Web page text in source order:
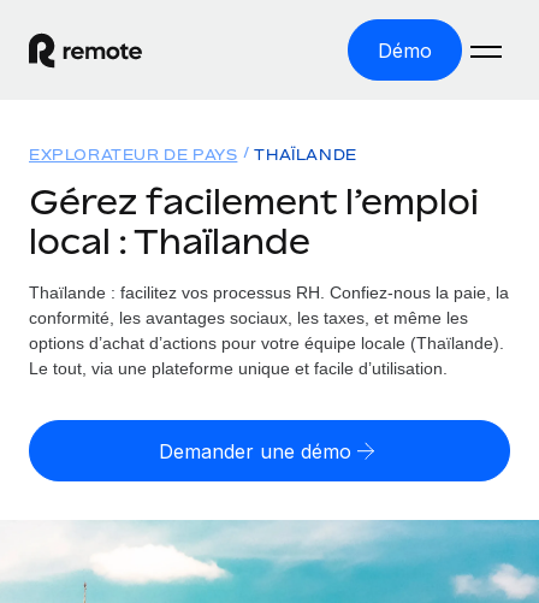
Démo
EMPLOI À L’INTERNATIONAL
Paie multipays
Gérez la paie facilement et en toute conformité
Employer of record
entités
Gestion des freelances
Intégrez et gérez vos freelances partout dans le monde
Solutions
COUVERTURE MONDIALE
Explorateur de pays
Toutes les informations sur l’emploi à l’international,
Explorateur des États-Unis (par État)
Simplifiez l’embauche à travers les différents États des
Comparer Remote
Examinez notre service par rapport aux autres
Ressources
OUTILS & CALCULATEURS
Évaluez le risque de requalification de contrat par pays
Calculez le coût total des employés dans n’importe quel
pays
Tarification
Nederlands Connexion
EXPLORATEUR DE PAYS THAÏLANDE
Gérez facilement l’emploi
local : Thaïlande
Thaïlande : facilitez vos processus RH. Confiez-nous la paie, la
conformité, les avantages sociaux, les taxes, et même les
options d’achat d’actions pour votre équipe locale (Thaïlande).
Le tout, via une plateforme unique et facile d’utilisation.
Demander une démo